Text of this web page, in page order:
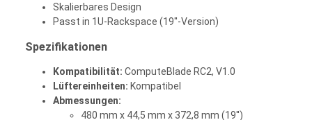
Skalierbares Design
Passt in 1U-Rackspace (19''-Version)
Spezifikationen
Kompatibilität: ComputeBlade RC2, V1.0
Lüftereinheiten: Kompatibel
Abmessungen:
480 mm x 44,5 mm x 372,8 mm (19'')